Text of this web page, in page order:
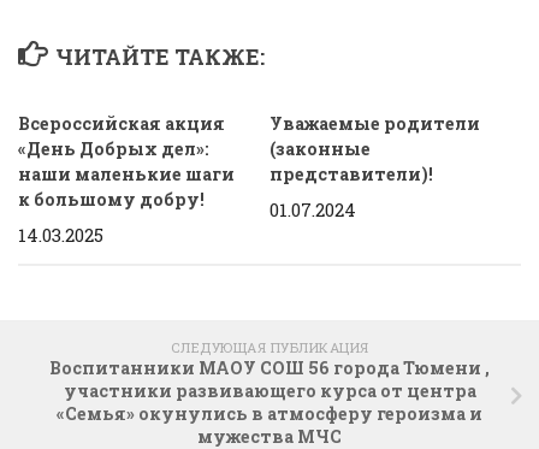
ЧИТАЙТЕ ТАКЖЕ:
Всероссийская акция
«День Добрых дел»:
наши маленькие шаги
к большому добру!
14.03.2025
Уважаемые родители
(законные
представители)!
01.07.2024
СЛЕДУЮЩАЯ ПУБЛИКАЦИЯ
Воспитанники МАОУ СОШ 56 города Тюмени ,
участники развивающего курса от центра
«Семья» окунулись в атмосферу героизма и
мужества МЧС